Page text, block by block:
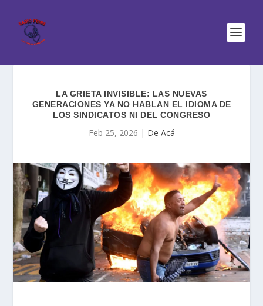
LA GRIETA INVISIBLE: LAS NUEVAS
GENERACIONES YA NO HABLAN EL IDIOMA DE
LOS SINDICATOS NI DEL CONGRESO
Feb 25, 2026 | De Acá